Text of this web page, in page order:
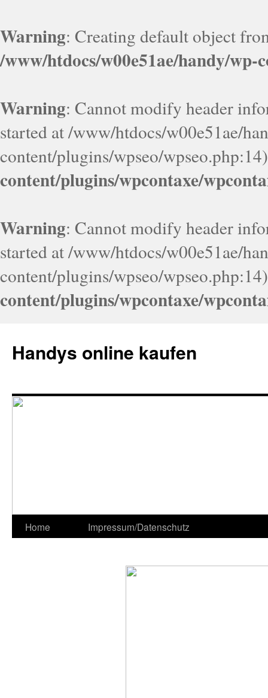
Warning: Creating default object
/www/htdocs/w00e51ae/handy/wp-
Warning: Cannot modify header
started at /www/htdocs/w00e51ae/
content/plugins/wpseo/
content/plugins/wpcontaxe/
Warning: Cannot modify header
started at /www/htdocs/w00e51ae/
content/plugins/wpseo/
content/plugins/wpcontaxe/
Handys online kaufen
Home Impressum/Datenschutz